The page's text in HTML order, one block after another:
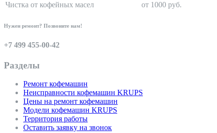
Чистка от кофейных масел
от 1000 руб.
Нужен ремонт? Позвоните нам!
+7 499 455-00-42
Разделы
Ремонт кофемашин
Неисправности кофемашин KRUPS
Цены на ремонт кофемашин
Модели кофемашин KRUPS
Территория работы
Оставить заявку на звонок